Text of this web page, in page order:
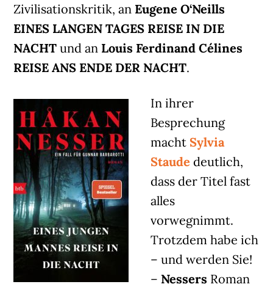
Zivilisationskritik, an Eugene O‘Neills
EINES LANGEN TAGES REISE IN DIE
NACHT und an Louis Ferdinand Célines
REISE ANS ENDE DER NACHT.
In ihrer
Besprechung
macht Sylvia
Staude deutlich,
dass der Titel fast
alles
vorwegnimmt.
Trotzdem habe ich
– und werden Sie!
– Nessers Roman